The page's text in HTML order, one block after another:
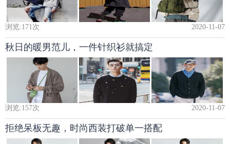
浏览:171次 2020-11-07
秋日的暖男范儿，一件针织衫就搞定
浏览:157次 2020-11-07
拒绝呆板无趣，时尚西装打破单一搭配